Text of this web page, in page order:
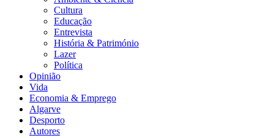
Cultura
Educação
Entrevista
História & Património
Lazer
Política
Opinião
Vida
Economia & Emprego
Algarve
Desporto
Autores